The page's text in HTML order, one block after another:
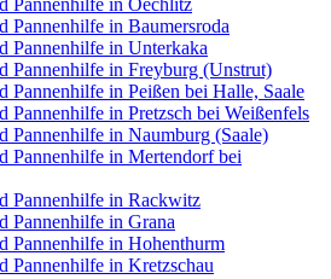
Pannenhilfe in Oechlitz
Pannenhilfe in Baumersroda
Pannenhilfe in Unterkaka
Pannenhilfe in Freyburg (Unstrut)
Pannenhilfe in Peißen bei Halle, Saale
Pannenhilfe in Pretzsch bei Weißenfels
Pannenhilfe in Naumburg (Saale)
Pannenhilfe in Mertendorf bei
Pannenhilfe in Rackwitz
Pannenhilfe in Grana
Pannenhilfe in Hohenthurm
Pannenhilfe in Kretzschau